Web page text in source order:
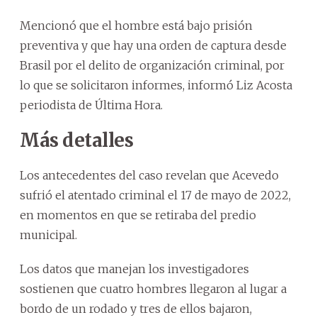
Mencionó que el hombre está bajo prisión
preventiva y que hay una orden de captura desde
Brasil por el delito de organización criminal, por
lo que se solicitaron informes, informó Liz Acosta
periodista de Última Hora.
Más detalles
Los antecedentes del caso revelan que Acevedo
sufrió el atentado criminal el 17 de mayo de 2022,
en momentos en que se retiraba del predio
municipal.
Los datos que manejan los investigadores
sostienen que cuatro hombres llegaron al lugar a
bordo de un rodado y tres de ellos bajaron,